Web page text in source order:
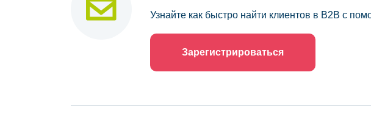
Узнайте как быстро найти клиентов в B2B с
Зарегистрироваться